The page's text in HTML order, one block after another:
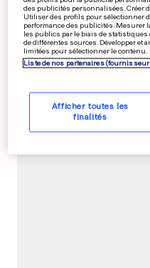
Un
tué
0
des publicités personnalisées. Créer
Utiliser des profils pour sélectionner
performance des publicités. Mesurer
les publics par le biais de
de différentes sources. Développer et
limitées pour sélectionner le contenu.
Liste de nos partenaires
Afficher toutes les
finalités